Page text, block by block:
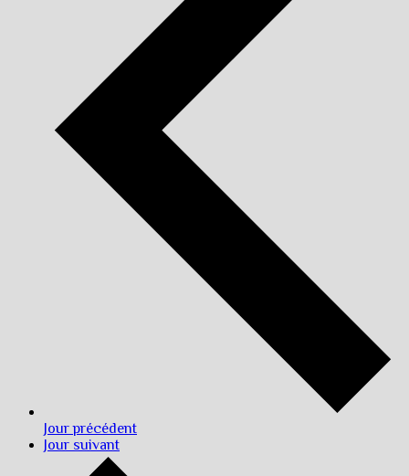
Jour précédent
Jour suivant